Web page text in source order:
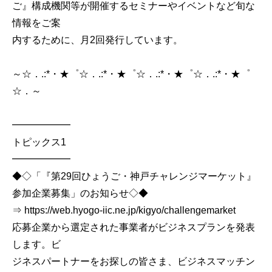
ご』構成機関等が開催するセミナーやイベントなど旬な
情報をご案
内するために、月2回発行しています。
～☆．.:*・★゜☆．.:*・★゜☆．.:*・★゜☆．.:*・★゜
☆．～
━━━━━━
トピックス1
━━━━━━
◆◇「『第29回ひょうご・神戸チャレンジマーケット』
参加企業募集」のお知らせ◇◆
⇒ https://web.hyogo-iic.ne.jp/kigyo/challengemarket
応募企業から選定された事業者がビジネスプランを発表
します。ビ
ジネスパートナーをお探しの皆さま、ビジネスマッチン